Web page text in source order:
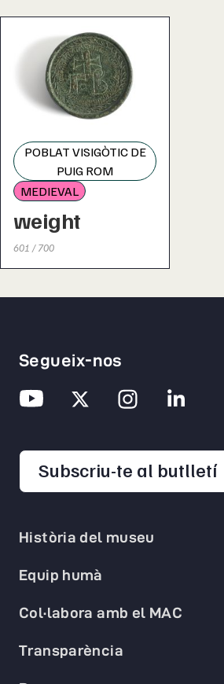
POBLAT VISIGÒTIC DE
PUIG ROM
MEDIEVAL
weight
601 / 700
Història del museu
Equip humà
Col·labora amb el MAC
Transparència
Segueix-nos
Subscriu-te al butlletí